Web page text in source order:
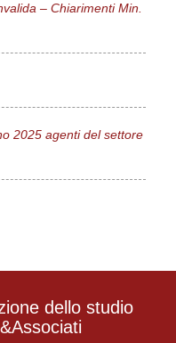
– Chiarimenti Min.
2025 agenti del settore
dello studio